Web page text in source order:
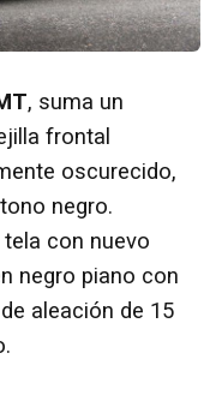
, suma un
frontal
oscurecido,
negro.
con nuevo
negro piano con
aleación de 15